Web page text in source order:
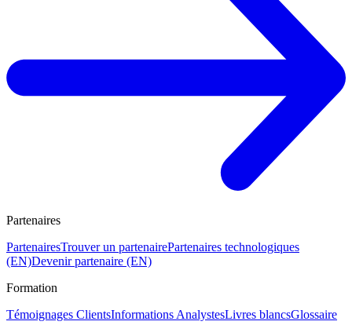
Partenaires
PartenairesTrouver un partenairePartenaires technologiques
(EN)Devenir partenaire (EN)
Formation
Témoignages ClientsInformations AnalystesLivres blancsGlossaire